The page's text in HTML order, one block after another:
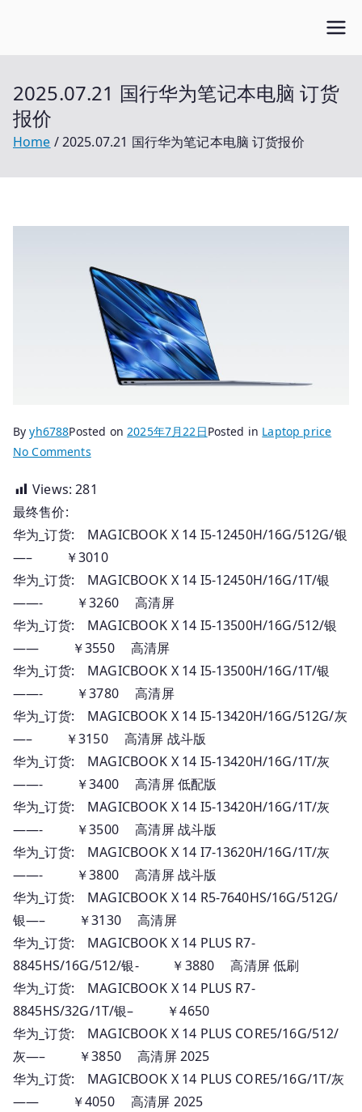
2025.07.21 国行华为笔记本电脑 订货
报价
Home 2025.07.21 国行华为笔记本电脑 订货报价
Byyh6788Posted on2025年7月22日Posted in Laptop price
No Commentson
国
华
为
笔
本
电
脑
订
货
报
价
Views: 281
最终售价:
华为_订货: MAGICBOOK X 14 I5-12450H/16G/512G/银
—– ￥3010
华为_订货: MAGICBOOK X 14 I5-12450H/16G/1T/银
——- ￥3260 高清屏
华为_订货: MAGICBOOK X 14 I5-13500H/16G/512/银
—— ￥3550 高清屏
华为_订货: MAGICBOOK X 14 I5-13500H/16G/1T/银
——- ￥3780 高清屏
华为_订货: MAGICBOOK X 14 I5-13420H/16G/512G/灰
—– ￥3150 高清屏 战斗版
华为_订货: MAGICBOOK X 14 I5-13420H/16G/1T/灰
——- ￥3400 高清屏 低配版
华为_订货: MAGICBOOK X 14 I5-13420H/16G/1T/灰
——- ￥3500 高清屏 战斗版
华为_订货: MAGICBOOK X 14 I7-13620H/16G/1T/灰
——- ￥3800 高清屏 战斗版
华为_订货: MAGICBOOK X 14 R5-7640HS/16G/512G/
银—– ￥3130 高清屏
华为_订货: MAGICBOOK X 14 PLUS R7-
8845HS/16G/512/银- ￥3880 高清屏 低刷
华为_订货: MAGICBOOK X 14 PLUS R7-
8845HS/32G/1T/银– ￥4650
华为_订货: MAGICBOOK X 14 PLUS CORE5/16G/512/
灰—– ￥3850 高清屏 2025
华为_订货: MAGICBOOK X 14 PLUS CORE5/16G/1T/灰
—— ￥4050 高清屏 2025